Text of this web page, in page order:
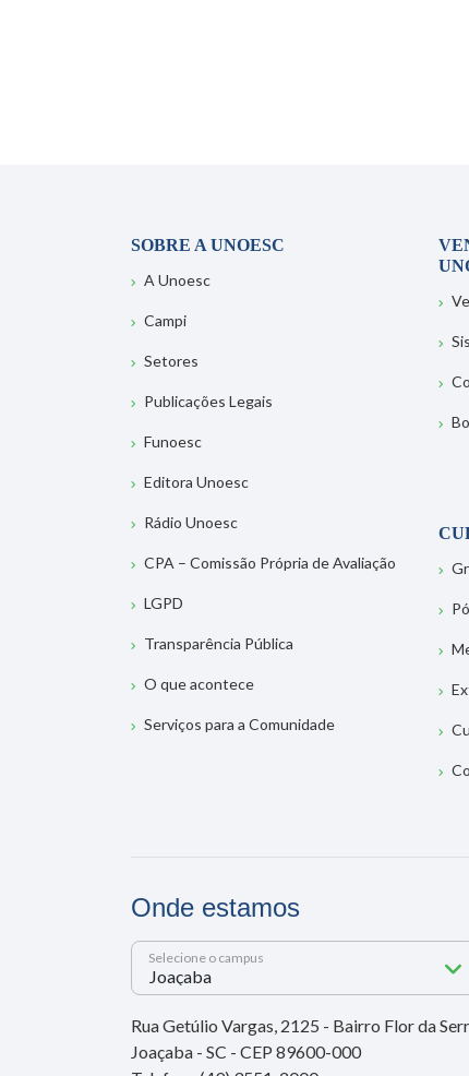
SOBRE A UNOESC
A Unoesc
Campi
Setores
Publicações Legais
Funoesc
Editora Unoesc
Rádio Unoesc
CPA – Comissão Própria de Avaliação
LGPD
Transparência Pública
O que acontece
Serviços para a Comunidade
Onde estamos
Selecione o campus
Rua Getúlio Vargas, 2125 - Bairro Flor da
Joaçaba - SC - CEP 89600-000